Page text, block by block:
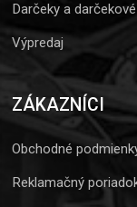
Darčeky a
Výpredaj
ZÁKAZNÍCI
Obchodné
Reklamačný